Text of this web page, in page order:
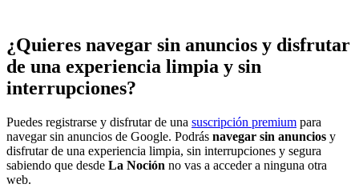
¿Quieres navegar sin anuncios y disfrutar
de una experiencia limpia y sin
interrupciones?
Puedes registrarse y disfrutar de una suscripción premium para
navegar sin anuncios de Google. Podrás navegar sin anuncios y
disfrutar de una experiencia limpia, sin interrupciones y segura
sabiendo que desde La Noción no vas a acceder a ninguna otra
web.